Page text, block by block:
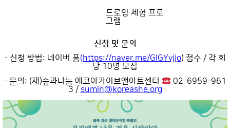
드로잉 체험 프로
그램
신청 및 문의
- 신청 방법: 네이버 폼(https://naver.me/GlGYvjjo) 접수 / 각 회
당 10명 모집
- 문의: (재)숲과나눔 에코아카이브앤아트센터
02-6959-961
3 / sumin@koreashe.org